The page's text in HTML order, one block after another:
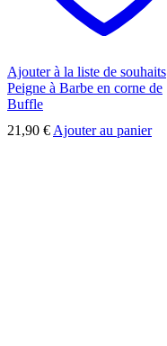
Ajouter à la liste de souhaits
Peigne à Barbe en corne de
Buffle
21,90 € Ajouter au panier